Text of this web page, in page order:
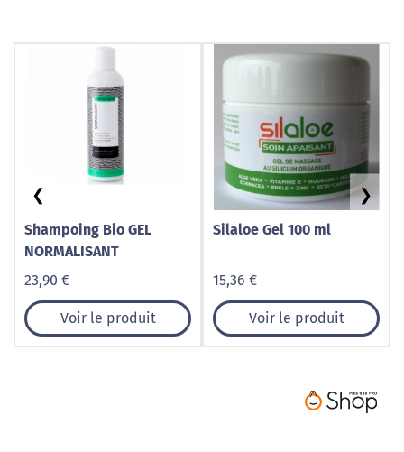
Shampoing Bio GEL
NORMALISANT
23,90 €
Voir le produit
Silaloe Gel 100 ml
15,36 €
Voir le produit
❮ ❯